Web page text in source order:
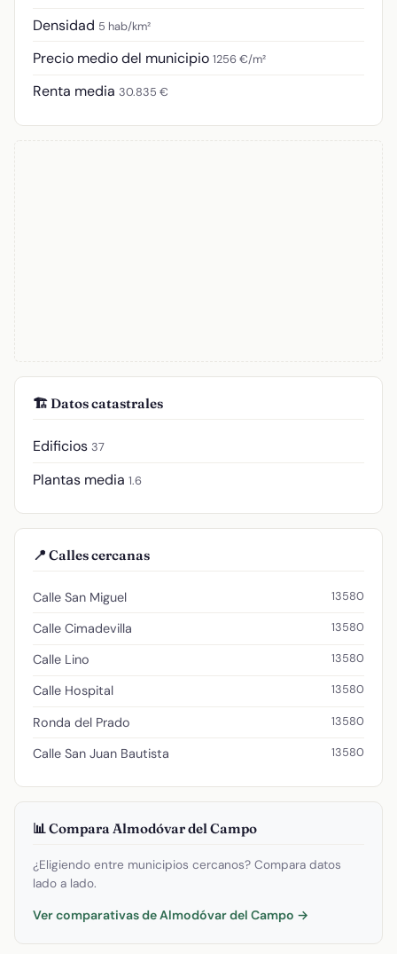
Densidad 5 hab/km²
Precio medio del municipio 1256 €/m²
Renta media 30.835 €
🏗️ Datos catastrales
Edificios 37
Plantas media 1.6
📍 Calles cercanas
Calle San Miguel 13580
Calle Cimadevilla 13580
Calle Lino 13580
Calle Hospital 13580
Ronda del Prado 13580
Calle San Juan Bautista 13580
📊 Compara Almodóvar del Campo
¿Eligiendo entre municipios cercanos? Compara datos
lado a lado.
Ver comparativas de Almodóvar del Campo →